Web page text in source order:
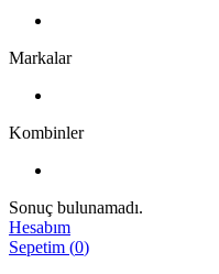
Markalar
Kombinler
Sonuç bulunamadı.
Hesabım
Sepetim (0)